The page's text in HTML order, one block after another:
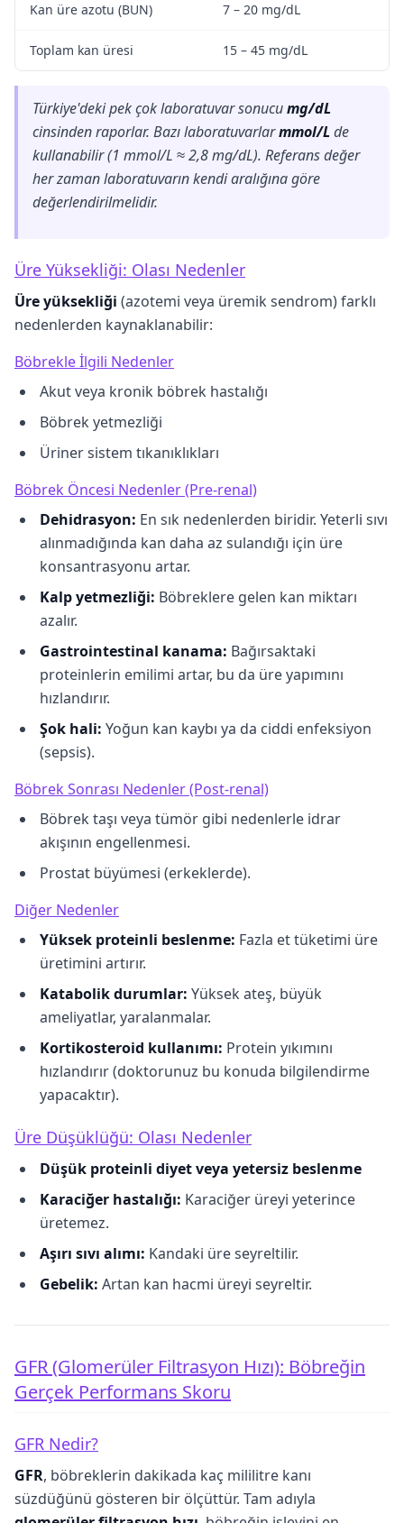
Kan üre azotu (BUN) 7 – 20 mg/dL
Toplam kan üresi 15 – 45 mg/dL
Türkiye'deki pek çok laboratuvar sonucumg/dL
cinsinden raporlar. Bazı laboratuvarlarmmol/Lde
kullanabilir (1 mmol/L ≈ 2,8 mg/dL). Referans değer
her zaman laboratuvarın kendi aralığına göre
değerlendirilmelidir.
Üre Yüksekliği: Olası Nedenler
Üre yüksekliği (azotemi veya üremik sendrom) farklı
nedenlerden kaynaklanabilir:
Böbrekle İlgili Nedenler
Akut veya kronik böbrek hastalığı
Böbrek yetmezliği
Üriner sistem tıkanıklıkları
Böbrek Öncesi Nedenler (Pre-renal)
Dehidrasyon: En sık nedenlerden biridir. Yeterli sıvı
alınmadığında kan daha az sulandığı için üre
konsantrasyonu artar.
Kalp yetmezliği: Böbreklere gelen kan miktarı
azalır.
Gastrointestinal kanama: Bağırsaktaki
proteinlerin emilimi artar, bu da üre yapımını
hızlandırır.
Şok hali: Yoğun kan kaybı ya da ciddi enfeksiyon
(sepsis).
Böbrek Sonrası Nedenler (Post-renal)
Böbrek taşı veya tümör gibi nedenlerle idrar
akışının engellenmesi.
Prostat büyümesi (erkeklerde).
Diğer Nedenler
Yüksek proteinli beslenme: Fazla et tüketimi üre
üretimini artırır.
Katabolik durumlar: Yüksek ateş, büyük
ameliyatlar, yaralanmalar.
Kortikosteroid kullanımı: Protein yıkımını
hızlandırır (doktorunuz bu konuda bilgilendirme
yapacaktır).
Üre Düşüklüğü: Olası Nedenler
Düşük proteinli diyet veya yetersiz beslenme
Karaciğer hastalığı: Karaciğer üreyi yeterince
üretemez.
Aşırı sıvı alımı: Kandaki üre seyreltilir.
Gebelik: Artan kan hacmi üreyi seyreltir.
GFR (Glomerüler Filtrasyon Hızı): Böbreğin
Gerçek Performans Skoru
GFR Nedir?
GFR, böbreklerin dakikada kaç mililitre kanı
süzdüğünü gösteren bir ölçüttür. Tam adıyla